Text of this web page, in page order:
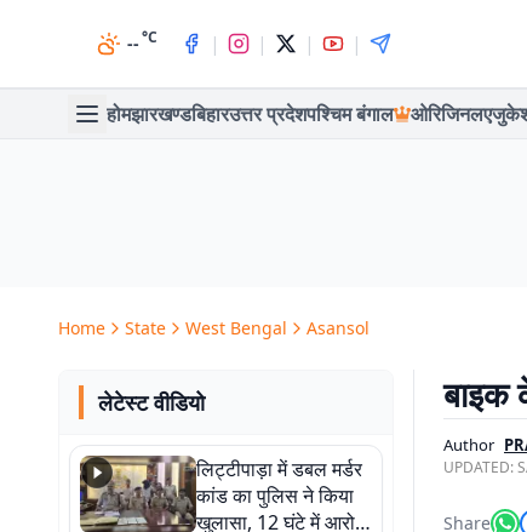
--°C | | | |
होमझारखण्डबिहारउत्तर प्रदेशपश्चिम बंगाल ओरिजिनल
Home State West Bengal Asansol
लेटेस्ट वीडियो
लिट्टीपाड़ा में डबल मर्डर
कांड का पुलिस ने किया
खुलासा, 12 घंटे में आरोपी
बाइक
Author
UPDATED:
Share